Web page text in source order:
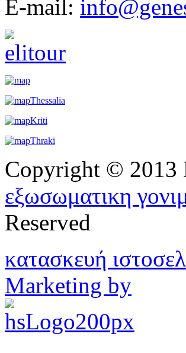
E-mail:
Copyright ©
εξωσωματικη
Reserved
κατασκευή
Marketing by